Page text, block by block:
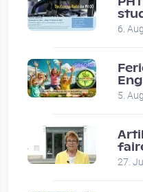
Eure Show
Vor 1 month 2
6.
5.
27.